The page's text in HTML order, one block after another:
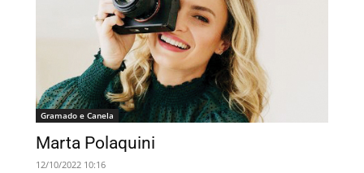
Gramado e Canela
Marta Polaquini
12/10/2022 10:16